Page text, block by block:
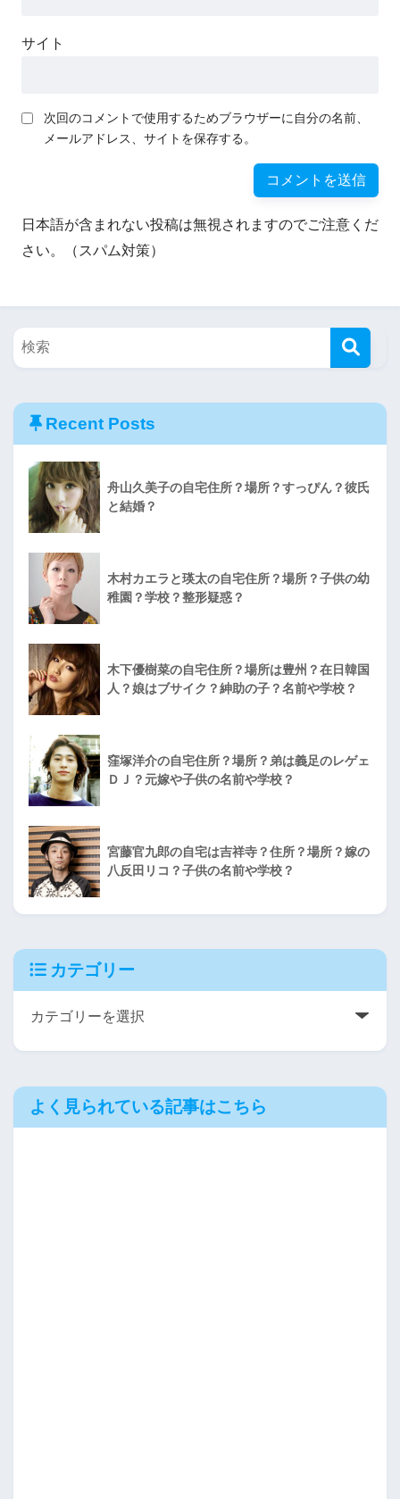
サイト
次回のコメントで使用するためブラウザーに自分の名前、
メールアドレス、サイトを保存する。
日本語が含まれない投稿は無視されますのでご注意くだ
さい。（スパム対策）
Recent Posts
舟山久美子の自宅住所？場所？すっぴん？彼氏
と結婚？
木村カエラと瑛太の自宅住所？場所？子供の幼
稚園？学校？整形疑惑？
木下優樹菜の自宅住所？場所は豊州？在日韓国
人？娘はブサイク？紳助の子？名前や学校？
窪塚洋介の自宅住所？場所？弟は義足のレゲェ
ＤＪ？元嫁や子供の名前や学校？
宮藤官九郎の自宅は吉祥寺？住所？場所？嫁の
八反田リコ？子供の名前や学校？
カテゴリー
よく見られている記事はこちら